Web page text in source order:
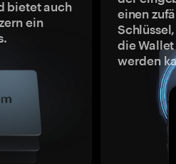
bietet auch
ein
einen
die
werden